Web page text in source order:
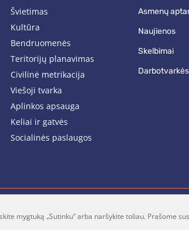
Švietimas
Kultūra
Bendruomenės
Teritorijų planavimas
Civilinė metrikacija
Viešoji tvarka
Aplinkos apsauga
Keliai ir gatvės
Socialinės paslaugos
asmenų
naujienos
skelbimai
darbotvarkės
Prenumerata
mygtuką „Sutinku“ arba naršykite toliau. Prašome